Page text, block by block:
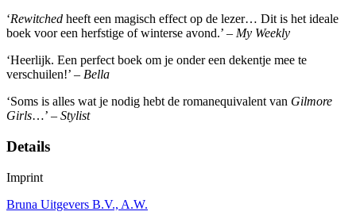
‘Rewitched heeft een magisch effect op de lezer… Dit is het ideale
boek voor een herfstige of winterse avond.’ – My Weekly
‘Heerlijk. Een perfect boek om je onder een dekentje mee te
verschuilen!’ – Bella
‘Soms is alles wat je nodig hebt de romanequivalent van Gilmore
Girls…’ – Stylist
Details
Imprint
Bruna Uitgevers B.V., A.W.